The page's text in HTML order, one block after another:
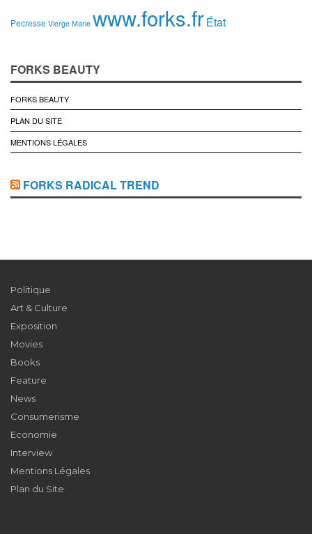
Pecresse Vierge Marie www.forks.frÉtat
FORKS BEAUTY
FORKS BEAUTY
PLAN DU SITE
MENTIONS LÉGALES
FORKS RADICAL TREND
Politique
Art & Culture
Exposition
Movies
Books
Feature
News
Consumerisme
Economie
Interview
Mentions Légales
Plan du Site